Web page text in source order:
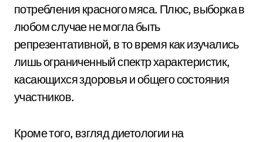
потребления красного мяса. Плюс, выборка в
любом случае не могла быть
репрезентативной, в то время как изучались
лишь ограниченный спектр характеристик,
касающихся здоровья и общего состояния
участников.
Кроме того, взгляд диетологии на